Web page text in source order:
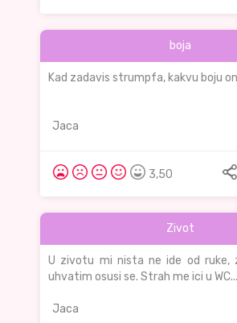
boja
Kad zadavis strumpfa, kakvu boju
Jaca
3,50
Zivot
U zivotu mi nista ne ide od ruke,
uhvatim osusi se. Strah me ici u WC...
Jaca